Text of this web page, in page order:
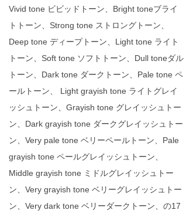
Vivid tone ビビッドトーン、Bright toneブライ
トトーン、Strong tone ストロングトーン、
Deep tone ディープトーン、Light tone ライト
トーン、Soft tone ソフトトーン、Dull toneダル
トーン、Dark tone ダークトーン、Pale tone ペ
ールトーン、 Light grayish tone ライトグレイ
ッシュトーン、Grayish tone グレイッシュトー
ン、Dark grayish tone ダークグレイッシュトー
ン、Very pale tone ベリーペールトーン、Pale
grayish tone ペールグレイッシュトーン、
Middle grayish tone ミドルグレイッシュトー
ン、Very grayish tone ベリーグレイッシュトー
ン、Very dark tone ベリーダークトーン、の17